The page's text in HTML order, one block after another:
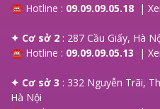
☎ Hotline : 09.09.09.05.18 |
✦ Cơ sở 2 : 287 Cầu Giấy, Hà
☎ Hotline : 09.09.09.05.13 |
✦ Cơ sở 3 : 332 Nguyễn Trãi,
Hà Nội